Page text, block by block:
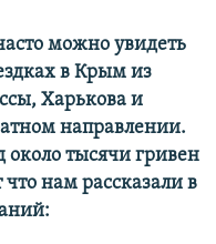
можно увидеть
в Крым из
Харькова и
направлении.
около тысячи гривен
что нам рассказали в